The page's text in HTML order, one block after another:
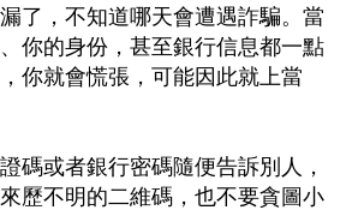
了，不知道哪天會遭遇詐騙。當
你的身份，甚至銀行信息都一點
你就會慌張，可能因此就上當
碼或者銀行密碼隨便告訴別人，
歷不明的二維碼，也不要貪圖小